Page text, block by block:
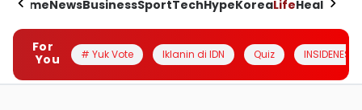
HomeNewsBusinessSportTechHypeKoreaLifeHealth
For
You
# Yuk Vote Iklanin di IDN Quiz INSIDENESIA